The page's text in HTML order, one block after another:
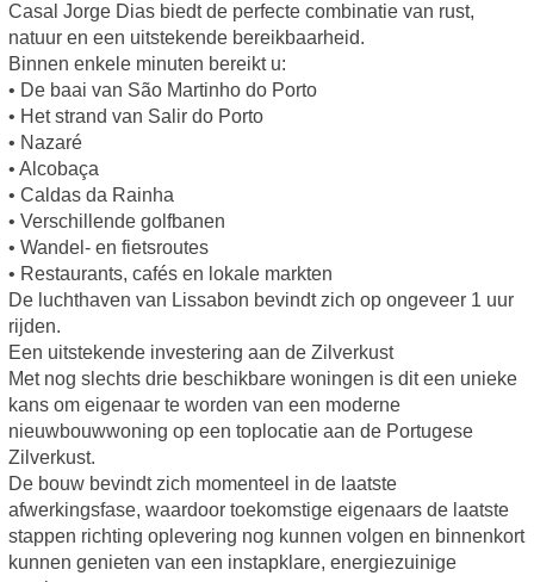
Casal Jorge Dias biedt de perfecte combinatie van rust,
natuur en een uitstekende bereikbaarheid.
Binnen enkele minuten bereikt u:
• De baai van São Martinho do Porto
• Het strand van Salir do Porto
• Nazaré
• Alcobaça
• Caldas da Rainha
• Verschillende golfbanen
• Wandel- en fietsroutes
• Restaurants, cafés en lokale markten
De luchthaven van Lissabon bevindt zich op ongeveer 1 uur
rijden.
Een uitstekende investering aan de Zilverkust
Met nog slechts drie beschikbare woningen is dit een unieke
kans om eigenaar te worden van een moderne
nieuwbouwwoning op een toplocatie aan de Portugese
Zilverkust.
De bouw bevindt zich momenteel in de laatste
afwerkingsfase, waardoor toekomstige eigenaars de laatste
stappen richting oplevering nog kunnen volgen en binnenkort
kunnen genieten van een instapklare, energiezuinige